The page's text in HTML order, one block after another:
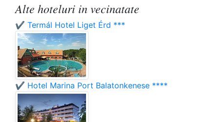
Alte hoteluri in vecinatate
✔️ Termál Hotel Liget Érd ***
✔️ Hotel Marina Port Balatonkenese ****